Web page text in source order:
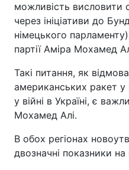
можливість висловити
через ініціативи до
німецького
партії Аміра Мохамед
Такі питання, як
американських ракет у
у війні в Україні, є
Мохамед Алі.
В обох регіонах
двозначні показники